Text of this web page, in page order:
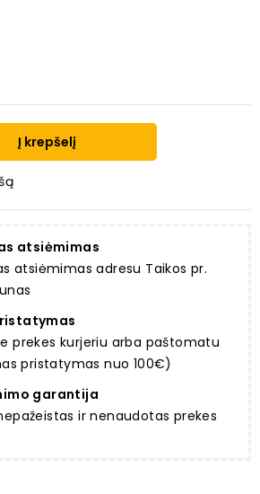
Į krepšelį
atsiėmimas
atsiėmimas adresu Taikos pr.
prekes kurjeriu arba paštomatu
pristatymas nuo 100€)
garantija
ir nenaudotas prekes